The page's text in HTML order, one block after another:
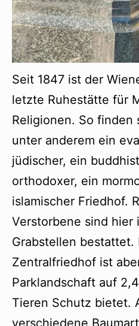
Seit 1847 ist der
letzte Ruhestätte für
Religionen. So finden
unter anderem ein
jüdischer, ein
orthodoxer, ein
islamischer Friedhof.
Verstorbene sind
Grabstellen bestattet.
Zentralfriedhof ist
Parklandschaft auf
Tieren Schutz bietet.
verschiedene